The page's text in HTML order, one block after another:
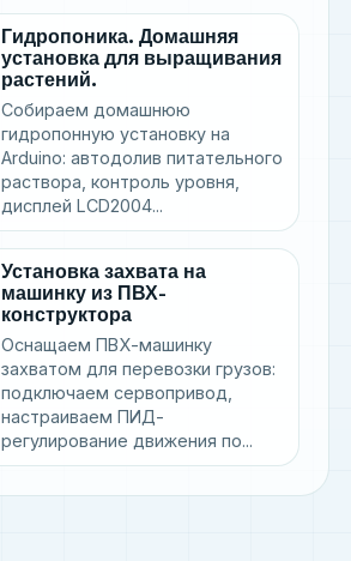
Гидропоника. Домашняя
установка для выращивания
растений.
Собираем домашнюю
гидропонную установку на
Arduino: автодолив питательного
раствора, контроль уровня,
дисплей LCD2004...
Установка захвата на
машинку из ПВХ-
конструктора
Оснащаем ПВХ-машинку
захватом для перевозки грузов:
подключаем сервопривод,
настраиваем ПИД-
регулирование движения по...